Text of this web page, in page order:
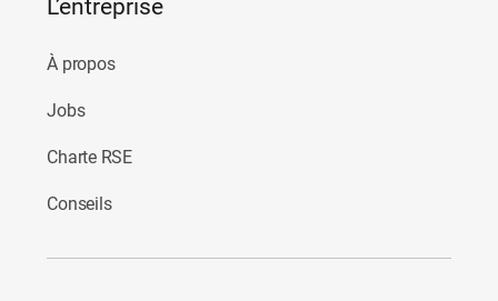
L’entreprise
À propos
Jobs
Charte RSE
Conseils